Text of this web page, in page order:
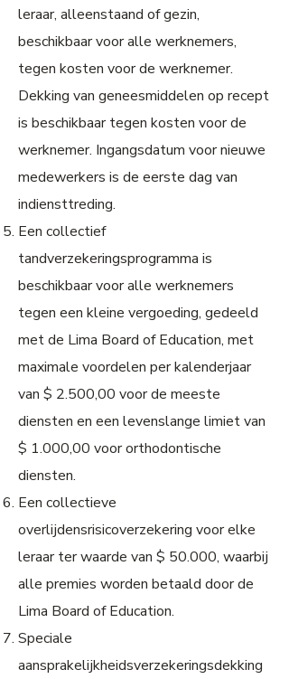
leraar, alleenstaand of gezin,
beschikbaar voor alle werknemers,
tegen kosten voor de werknemer.
Dekking van geneesmiddelen op recept
is beschikbaar tegen kosten voor de
werknemer. Ingangsdatum voor nieuwe
medewerkers is de eerste dag van
indiensttreding.
Een collectief
tandverzekeringsprogramma is
beschikbaar voor alle werknemers
tegen een kleine vergoeding, gedeeld
met de Lima Board of Education, met
maximale voordelen per kalenderjaar
van $ 2.500,00 voor de meeste
diensten en een levenslange limiet van
$ 1.000,00 voor orthodontische
diensten.
Een collectieve
overlijdensrisicoverzekering voor elke
leraar ter waarde van $ 50.000, waarbij
alle premies worden betaald door de
Lima Board of Education.
Speciale
aansprakelijkheidsverzekeringsdekking